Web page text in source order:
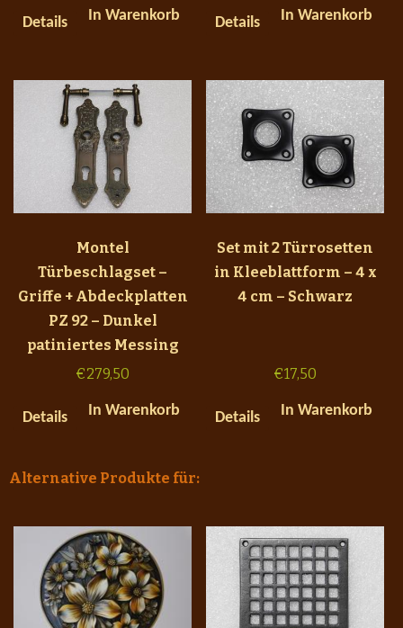
Details In Warenkorb Details In Warenkorb
Montel
Türbeschlagset –
Griffe + Abdeckplatten
PZ 92 – Dunkel
patiniertes Messing
€279,50
Details In Warenkorb
Set mit 2 Türrosetten
in Kleeblattform – 4 x
4 cm – Schwarz
€17,50
Details In Warenkorb
Alternative Produkte für: